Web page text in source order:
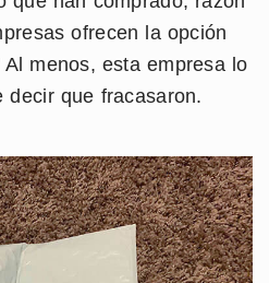
ofrecen la opción
menos, esta empresa lo
decir que fracasaron.